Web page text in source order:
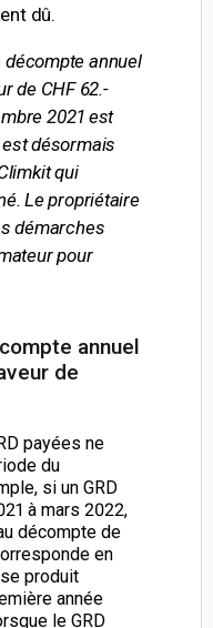
dû.
décompte annuel
de CHF 62.-
2021 est
désormais
qui
Le propriétaire
démarches
pour
annuel
de
payées ne
du
si un GRD
à mars 2022,
décompte de
en
produit
année
le GRD